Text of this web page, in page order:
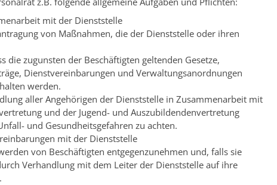
mit der Dienststelle
von Maßnahmen, die der Dienststelle oder ihren
die zugunsten der Beschäftigten geltenden Gesetze,
Dienstvereinbarungen und Verwaltungsanordnungen
werden.
aller Angehörigen der Dienststelle in Zusammenarbeit mit
und der Jugend- und Auszubildendenvertretung
und Gesundheitsgefahren zu achten.
mit der Dienststelle
von Beschäftigten entgegenzunehmen und, falls sie
Verhandlung mit dem Leiter der Dienststelle auf ihre